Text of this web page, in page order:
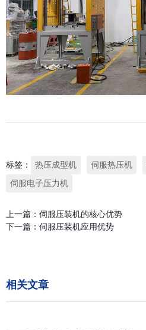
标签： 热压成型机 伺服热压机
伺服电子压力机
上一篇： 伺服压装机的核心优势
下一篇： 伺服压装机应用优势
相关文章